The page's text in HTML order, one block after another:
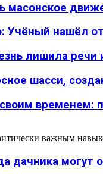
масонское
Учёный нашёл
лишила
шасси,
временем:
важным
дачника могут